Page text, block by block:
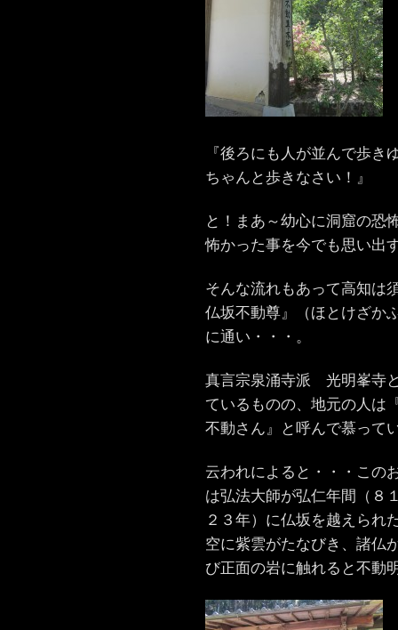
『後ろにも人が並んで歩
ちゃんと歩きなさい！』
と！まあ～幼心に洞窟の恐
怖かった事を今でも思い出
そんな流れもあって高知は
仏坂不動尊』（ほとけざか
に通い・・・。
真言宗泉涌寺派 光明峯寺
ているものの、地元の人は
不動さん』と呼んで慕って
云われによると・・・この
は弘法大師が弘仁年間（８
２３年）に仏坂を越えられ
空に紫雲がたなびき、諸仏
び正面の岩に触れると不動